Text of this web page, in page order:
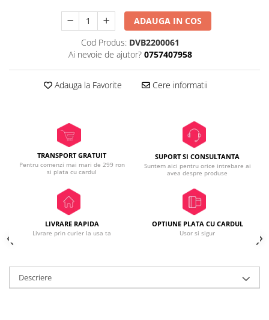
ADAUGA IN COS
Cod Produs: DVB2200061
Ai nevoie de ajutor? 0757407958
Adauga la Favorite Cere informatii
TRANSPORT GRATUIT
Pentru comenzi mai mari de 299 ron
si plata cu cardul
SUPORT SI CONSULTANTA
Suntem aici pentru orice intrebare ai
avea despre produse
LIVRARE RAPIDA
Livrare prin curier la usa ta
OPTIUNE PLATA CU CARDUL
Usor si sigur
Descriere